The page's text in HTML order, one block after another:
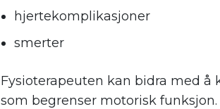
hjertekomplikasjoner
smerter
Fysioterapeuten kan bidra med å
som begrenser motorisk